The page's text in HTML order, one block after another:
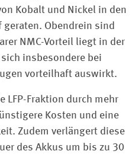
Kobalt und Nickel in den
geraten. Obendrein sind
NMC-Vorteil liegt in der
insbesondere bei
vorteilhaft auswirkt.
LFP-Fraktion durch mehr
Kosten und eine
Zudem verlängert diese
des Akkus um bis zu 30